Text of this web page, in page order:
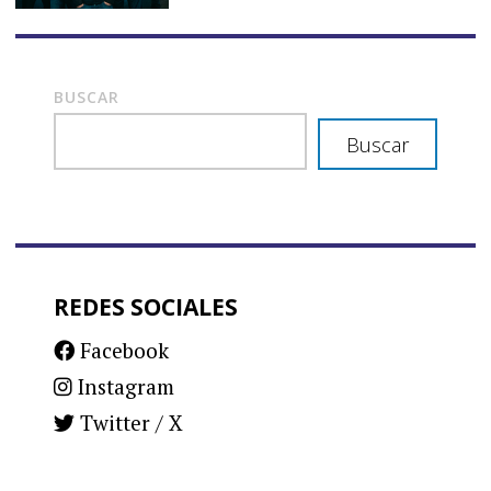
BUSCAR
Buscar
REDES SOCIALES
Facebook
Instagram
Twitter / X